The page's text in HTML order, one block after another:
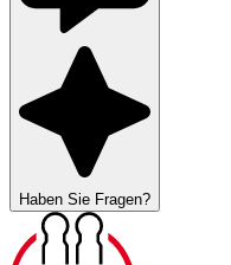
Haben Sie Fragen?